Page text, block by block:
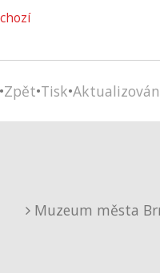
•Zpět•Tisk•
Muzeum města